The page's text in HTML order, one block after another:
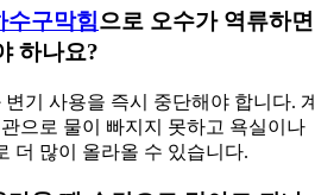
수구막힘으로 오수가 역류하면
하나요?
기 사용을 즉시 중단해야 합니다.
으로 물이 빠지지 못하고 욕실이나
더 많이 올라올 수 있습니다.